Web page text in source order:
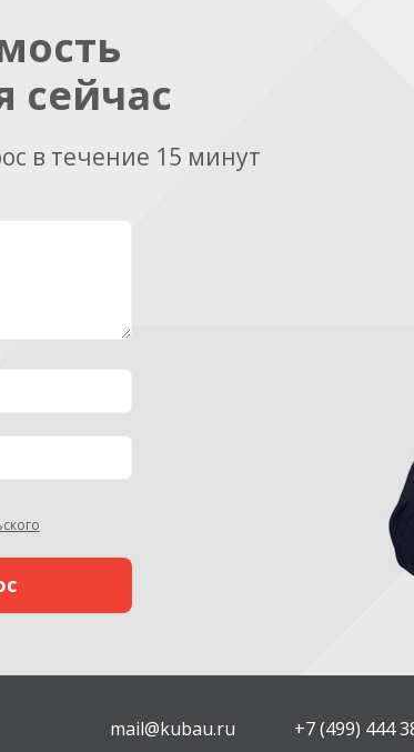
сейчас
в течение 15 минут
mail@kubau.ru +7 (499) 444